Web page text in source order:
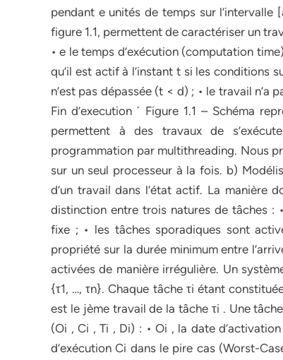
pendant e unités de temps sur l’intervalle
figure 1.1, permettent de caractériser un
• e le temps d’exécution (computation
qu’il est actif à l’instant t si les conditions
n’est pas dépassée (t < d) ; • le travail n’a
Fin d’execution ´ Figure 1.1 – Schéma
permettent à des travaux de
programmation par multithreading. Nous
sur un seul processeur à la fois. b)
d’un travail dans l’état actif. La manière
distinction entre trois natures de tâches :
fixe ; • les tâches sporadiques sont
propriété sur la durée minimum entre
activées de manière irrégulière. Un
{τ1, …, τn}. Chaque tâche τi étant
est le jème travail de la tâche τi . Une
(Oi , Ci , Ti , Di) : • Oi , la date
d’exécution Ci dans le pire cas (Worst-